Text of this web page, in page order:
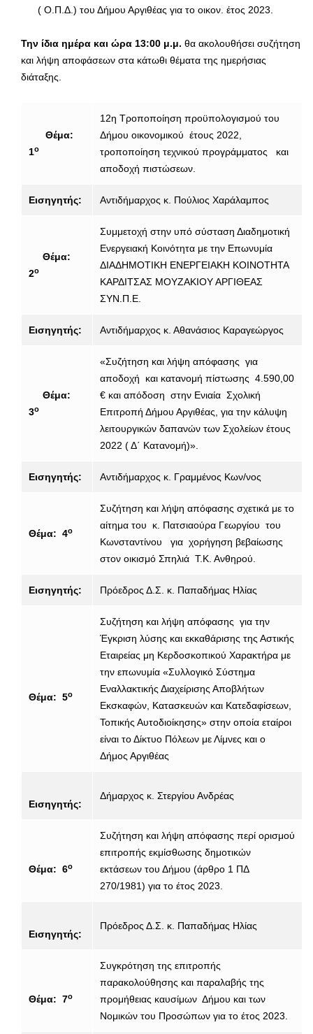
( Ο.Π.Δ.) του Δήμου Αργιθέας για το οικον. έτος 2023.
Την ίδια ημέρα και ώρα 13:00 μ.μ. θα ακολουθήσει συζήτηση
και λήψη αποφάσεων στα κάτωθι θέματα της ημερήσιας
διάταξης.
Θέμα:
1ο
12η Τροποποίηση προϋπολογισμού του
Δήμου οικονομικού έτους 2022,
τροποποίηση τεχνικού προγράμματος και
αποδοχή πιστώσεων.
Εισηγητής: Αντιδήμαρχος κ. Πούλιος Χαράλαμπος
Θέμα:
2ο
Συμμετοχή στην υπό σύσταση Διαδημοτική
Ενεργειακή Κοινότητα με την Επωνυμία
ΔΙΑΔΗΜΟΤΙΚΗ ΕΝΕΡΓΕΙΑΚΗ ΚΟΙΝΟΤΗΤΑ
ΚΑΡΔΙΤΣΑΣ ΜΟΥΖΑΚΙΟΥ ΑΡΓΙΘΕΑΣ
ΣΥΝ.Π.Ε.
Εισηγητής: Αντιδήμαρχος κ. Αθανάσιος Καραγεώργος
Θέμα:
3ο
«Συζήτηση και λήψη απόφασης για
αποδοχή και κατανομή πίστωσης 4.590,00
€ και απόδοση στην Ενιαία Σχολική
Επιτροπή Δήμου Αργιθέας, για την κάλυψη
λειτουργικών δαπανών των Σχολείων έτους
2022 ( Δ΄ Κατανομή)».
Εισηγητής: Αντιδήμαρχος κ. Γραμμένος Κων/νος
Θέμα: 4ο
Συζήτηση και λήψη απόφασης σχετικά με το
αίτημα του κ. Πατσιαούρα Γεωργίου του
Κωνσταντίνου για χορήγηση βεβαίωσης
στον οικισμό Σπηλιά Τ.Κ. Ανθηρού.
Εισηγητής: Πρόεδρος Δ.Σ. κ. Παπαδήμας Ηλίας
Θέμα: 5ο
Συζήτηση και λήψη απόφασης για την
Έγκριση λύσης και εκκαθάρισης της Αστικής
Εταιρείας μη Κερδοσκοπικού Χαρακτήρα με
την επωνυμία «Συλλογικό Σύστημα
Εναλλακτικής Διαχείρισης Αποβλήτων
Εκσκαφών, Κατασκευών και Κατεδαφίσεων,
Τοπικής Αυτοδιοίκησης» στην οποία εταίροι
είναι το Δίκτυο Πόλεων με Λίμνες και ο
Δήμος Αργιθέας
Εισηγητής:
Δήμαρχος κ. Στεργίου Ανδρέας
Θέμα: 6ο
Συζήτηση και λήψη απόφασης περί ορισμού
επιτροπής εκμίσθωσης δημοτικών
εκτάσεων του Δήμου (άρθρο 1 ΠΔ
270/1981) για το έτος 2023.
Εισηγητής:
Πρόεδρος Δ.Σ. κ. Παπαδήμας Ηλίας
Θέμα: 7ο
Συγκρότηση της επιτροπής
παρακολούθησης και παραλαβής της
προμήθειας καυσίμων Δήμου και των
Νομικών του Προσώπων για το έτος 2023.